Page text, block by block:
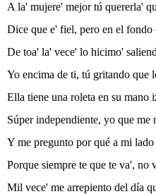
A la' mujere' mejor tú quererla'
Dice que e' fiel, pero en el fondo
De toa' la' vece' lo hicimo'
Yo encima de ti, tú gritando que
Ella tiene una roleta en su mano
Súper independiente, yo que me
Y me pregunto por qué a mi lado
Porque siempre te que te va', no
Mil vece' me arrepiento del día